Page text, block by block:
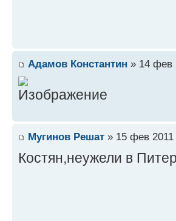
Адамов Константин » 14 фев
Мугинов Решат » 15 фев 2011
Костян,неужели в